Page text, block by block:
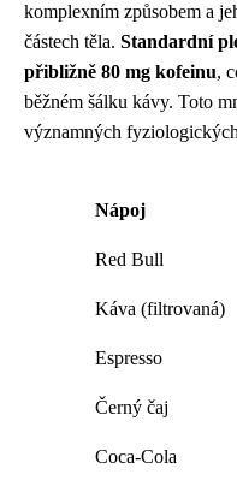
komplexním způsobem a
částech těla. Standardní
přibližně 80 mg kofeinu,
běžném šálku kávy. Toto
významných
Nápoj
Red Bull
Káva (filtrovaná)
Espresso
Černý čaj
Coca-Cola